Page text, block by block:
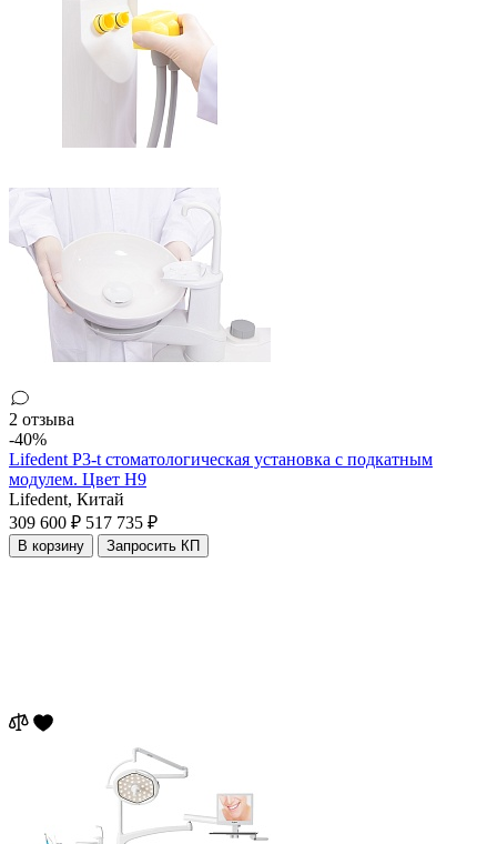
2 отзыва
-40%
Lifedent P3-t стоматологическая установка с подкатным
модулем. Цвет H9
Lifedent, Китай
309 600 ₽ 517 735 ₽
В корзину Запросить КП